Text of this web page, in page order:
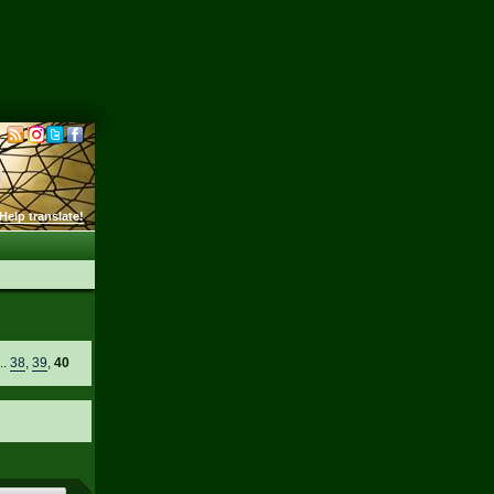
translate!
...38 ,39 ,40